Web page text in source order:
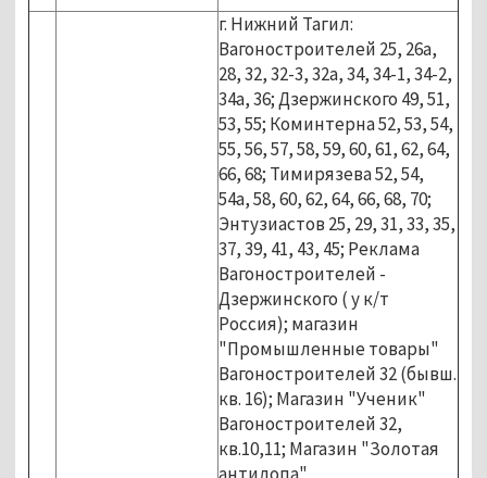
г. Нижний Тагил:
Вагоностроителей 25, 26а,
28, 32, 32-3, 32а, 34, 34-1, 34-2,
34а, 36; Дзержинского 49, 51,
53, 55; Коминтерна 52, 53, 54,
55, 56, 57, 58, 59, 60, 61, 62, 64,
66, 68; Тимирязева 52, 54,
54а, 58, 60, 62, 64, 66, 68, 70;
Энтузиастов 25, 29, 31, 33, 35,
37, 39, 41, 43, 45; Реклама
Вагоностроителей -
Дзержинского ( у к/т
Россия); магазин
"Промышленные товары"
Вагоностроителей 32 (бывш.
кв. 16); Магазин "Ученик"
Вагоностроителей 32,
кв.10,11; Магазин "Золотая
антилопа"